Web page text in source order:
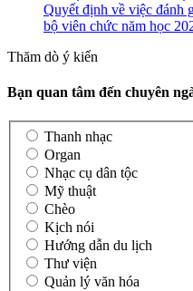
Quyết định về việc đánh
bộ viên chức năm học
Thăm dò ý kiến
Bạn quan tâm đến chuyên
Thanh nhạc
Organ
Nhạc cụ dân tộc
Mỹ thuật
Chèo
Kịch nói
Hướng dẫn du lịch
Thư viện
Quản lý văn hóa